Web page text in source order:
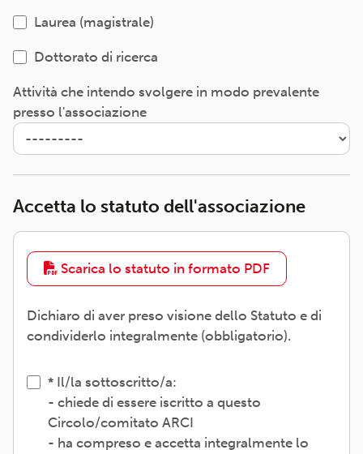
Laurea (magistrale)
Dottorato di ricerca
Attività che intendo svolgere in modo prevalente
presso l'associazione
Accetta lo statuto dell'associazione
Scarica lo statuto in formato PDF
Dichiaro di aver preso visione dello Statuto e di
condividerlo integralmente (obbligatorio).
Il/la sottoscritto/a:
- chiede di essere iscritto a questo
Circolo/comitato ARCI
- ha compreso e accetta integralmente lo